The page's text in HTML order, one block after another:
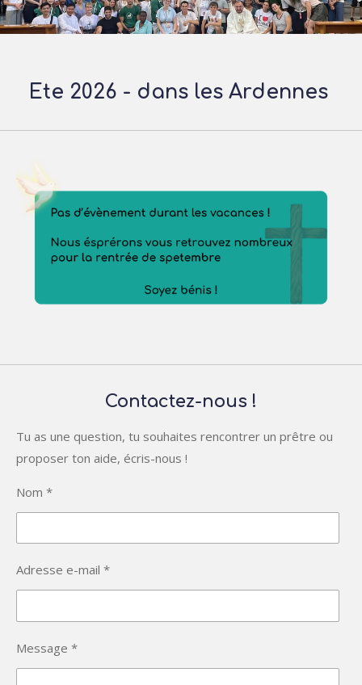
Ete 2026 - dans les Ardennes
Contactez-nous !
Tu as une question, tu souhaites rencontrer un prêtre ou
proposer ton aide, écris-nous !
Nom *
Adresse e-mail *
Message *